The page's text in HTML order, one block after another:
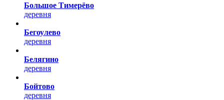
Большое Тимерёво
деревня
Бегоулево
деревня
Белягино
деревня
Бойтово
деревня